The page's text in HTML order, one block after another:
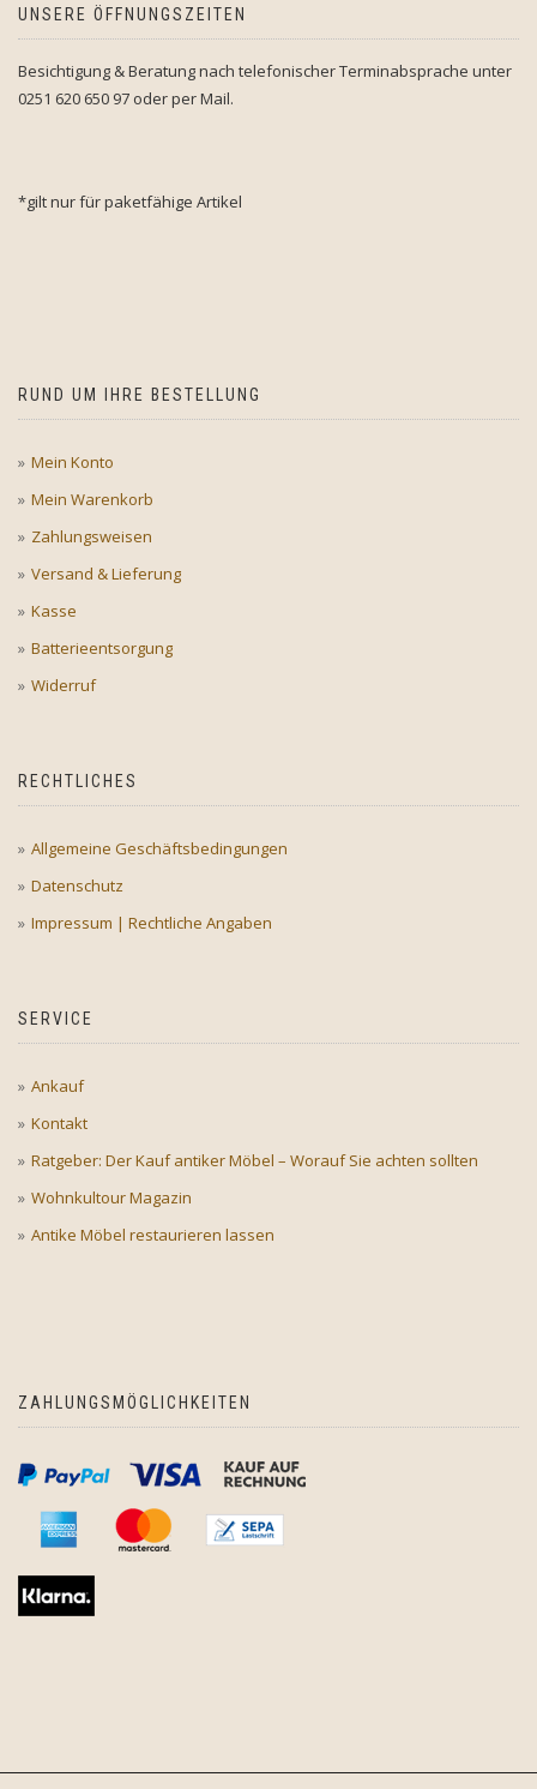
UNSERE ÖFFNUNGSZEITEN
Besichtigung & Beratung nach telefonischer Terminabsprache unter
0251 620 650 97 oder per Mail.
*gilt nur für paketfähige Artikel
RUND UM IHRE BESTELLUNG
Mein Konto
Mein Warenkorb
Zahlungsweisen
Versand & Lieferung
Kasse
Batterieentsorgung
Widerruf
RECHTLICHES
Allgemeine Geschäftsbedingungen
Datenschutz
Impressum | Rechtliche Angaben
SERVICE
Ankauf
Kontakt
Ratgeber: Der Kauf antiker Möbel – Worauf Sie achten sollten
Wohnkultour Magazin
Antike Möbel restaurieren lassen
ZAHLUNGSMÖGLICHKEITEN